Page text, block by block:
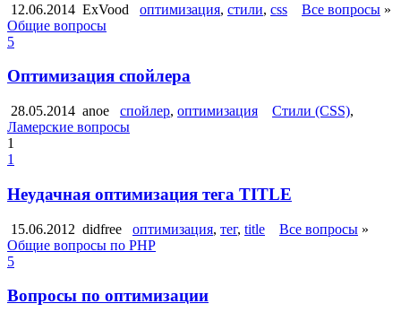
12.06.2014 ExVood оптимизация, стили, css Все вопросы »
Общие вопросы
5
Оптимизация спойлера
28.05.2014 anoe спойлер, оптимизация Стили (CSS),
Ламерские вопросы
1
1
Неудачная оптимизация тега TITLE
15.06.2012 didfree оптимизация, тег, title Все вопросы »
Общие вопросы по PHP
5
Вопросы по оптимизации